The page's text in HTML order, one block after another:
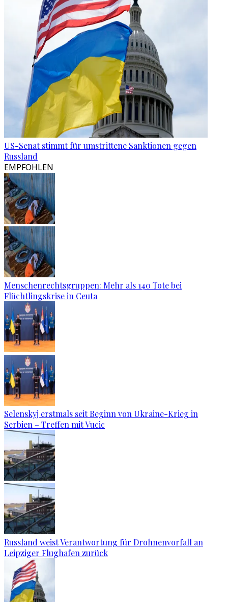
US-Senat stimmt für umstrittene Sanktionen gegen
Russland
EMPFOHLEN
Menschenrechtsgruppen: Mehr als 140 Tote bei
Flüchtlingskrise in Ceuta
Selenskyj erstmals seit Beginn von Ukraine-Krieg in
Serbien – Treffen mit Vucic
Russland weist Verantwortung für Drohnenvorfall an
Leipziger Flughafen zurück